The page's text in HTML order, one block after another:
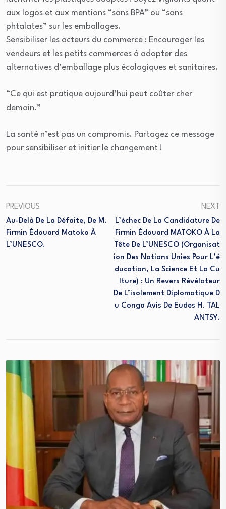
aux logos et aux mentions “sans BPA” ou “sans
phtalates” sur les emballages.
Sensibiliser les acteurs du commerce : Encourager les
vendeurs et les petits commerces à adopter des
alternatives d’emballage plus écologiques et sanitaires.
“Ce qui est pratique aujourd’hui peut coûter cher
demain.”
La santé n’est pas un compromis. Partagez ce message
pour sensibiliser et initier le changement !
PREVIOUS
Au-Delà De La Défaite, De M.
Firmin Édouard Matoko À
L’UNESCO.
NEXT
L’échec De La Candidature De
Firmin Édouard MATOKO À La
Tête De L’UNESCO (Organisat
Ion Des Nations Unies Pour L’é
Ducation, La Science Et La Cu
Lture) : Un Revers Révélateur
De L’isolement Diplomatique D
U Congo Avis De Eudes H. TAL
ANTSY.